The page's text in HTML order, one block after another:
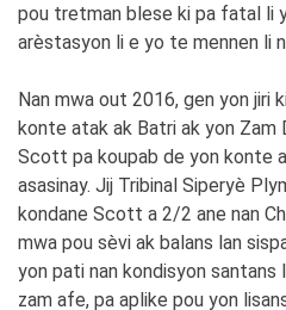
pou tretman blese ki pa fatal li
arèstasyon li e yo te mennen li
Nan mwa out 2016, gen yon jiri
konte atak ak Batri ak yon Zam
Scott pa koupab de yon konte
asasinay. Jij Tribinal Siperyè
kondane Scott a 2/2 ane nan
mwa pou sèvi ak balans lan
yon pati nan kondisyon
zam afe, pa aplike pou yon